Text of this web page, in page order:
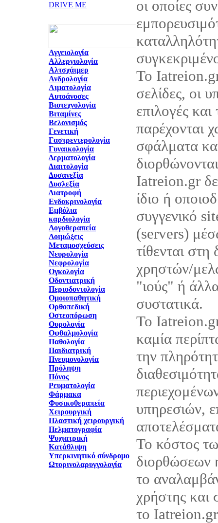
DRIVE ME
Αγγειολογία
Αλλεργιολογία
Αλτσχάιμερ
Ανδρολογία
Αιματολογία
Αυτοάνοσες
Βιοτεχνολογία
Βιταμίνες
Βελονισμός
Γενετική
Γαστρεντερολογία
Γυναικολογία
Δερματολογία
Διαιτολογία
Δυσανεξία
Δυσλεξία
Διατροφή
Ενδοκρινολογία
Εμβόλια
καρδιολογία
Λογοθεραπεία
Λοιμώξεις
Μεταμοσχεύσεις
Νευρολογία
Νεφρολογία
Ογκολογία
Οδοντιατρική
Περιοδοντολογία
Ομοιοπαθητική
Ορθοπεδική
Οστεοπόρωση
Ουρολογία
Οφθαλμολογία
Παθολογία
Παιδιατρική
Πνευμονολογία
Πρόληψη
Πόνος
Ρευματολογία
Φάρμακα
Φυσικοθεραπεία
Χειρουργική
Πλαστική χειρουργική
Πελματογραφία
Ψυχιατρική
Κατάθλιψη
Υπερκινητικό σύνδρομο
Ωτορινολαρυγγολογία
οι οποίες
Το Iatreion.gr
σελίδες, οι
επιλογές
παρέχονται
σφάλματα
Iatreion.gr
ίδιο ή
συγγενικό
(servers)
τίθενται
χρηστών/
"ιούς" ή
συστατικά.
Το
καμία
την
υπηρεσιών,
Το κόστος
διορθώσεων
το
χρήστης και
το